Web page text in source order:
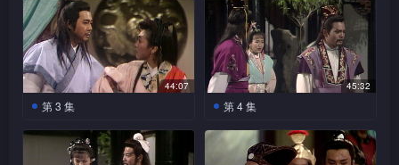
下，张仪好胜心强，忌苏秦技
高于他。鬼谷子命秦、仪下山
开创事业，并把太公阴符上下
篇分赠予二人。苏秦向楚、
齐、燕、韩、魏、赵六国献合
纵之计对抗秦，备受重用，封
为六国丞相。苏秦又以激将
法，使张仪发奋图强，受秦惠
文王赏识，封为丞相，张仪不
阴符，下命追捕之，范睢负
伤，得七巧一家收留，七巧爱
上范睢，教他认字，范睢从而
得以修练太公阴符。孟尝君出
使秦国，秦昭王欲封他为相，
孟尝君拒绝，秦昭王欲杀他，
孟尝君在杜欠等相助下，逃离
秦国，避入赵境。孟尝君向平
原君求助，二人发生误会，比
44:07
第 3 集
妒恨万分，表面上封他为相，
实则伺机将他除去。冯驩周游
45:32
第 4 集
时遭到夷维所派出的杀手袭
击，九妹为救孟尝君而受重